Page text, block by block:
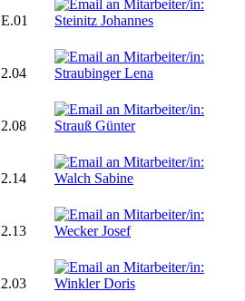
E.01
2.04
2.08
2.14
2.13
2.03